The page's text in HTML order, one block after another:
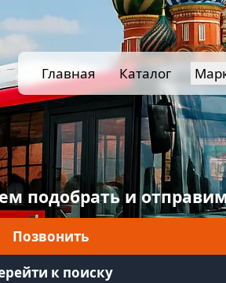
Главная Каталог
подобрать и
Позвонить
к поиску